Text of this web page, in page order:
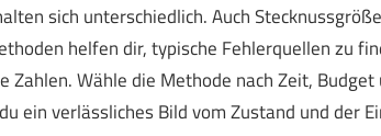
sich unterschiedlich. Auch
helfen dir, typische Fehlerquellen zu
Zahlen. Wähle die Methode nach Zeit,
ein verlässliches Bild vom Zustand und der